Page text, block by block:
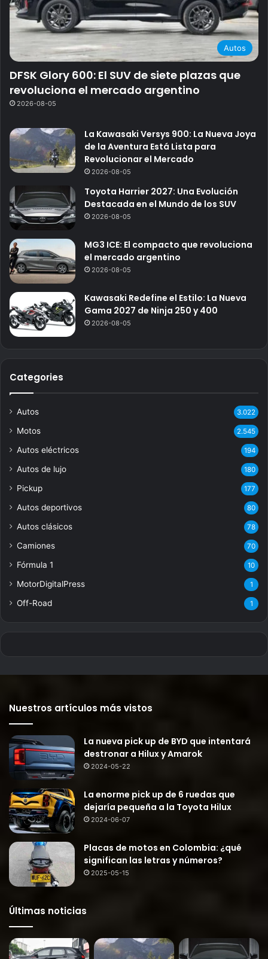
Autos
DFSK Glory 600: El SUV de siete plazas que
revoluciona el mercado argentino
2026-08-05
La Kawasaki Versys 900: La Nueva Joya
de la Aventura Está Lista para
Revolucionar el Mercado
2026-08-05
Toyota Harrier 2027: Una Evolución
Destacada en el Mundo de los SUV
2026-08-05
MG3 ICE: El compacto que revoluciona
el mercado argentino
2026-08-05
Kawasaki Redefine el Estilo: La Nueva
Gama 2027 de Ninja 250 y 400
2026-08-05
Categories
Autos 3.022
Motos 2.545
Autos eléctricos 194
Autos de lujo 180
Pickup 177
Autos deportivos 80
Autos clásicos 78
Camiones 70
Fórmula 1 10
MotorDigitalPress 1
Off-Road 1
Nuestros artículos más vistos
La nueva pick up de BYD que intentará
destronar a Hilux y Amarok
2024-05-22
La enorme pick up de 6 ruedas que
dejaría pequeña a la Toyota Hilux
2024-06-07
Placas de motos en Colombia: ¿qué
significan las letras y números?
2025-05-15
Últimas noticias